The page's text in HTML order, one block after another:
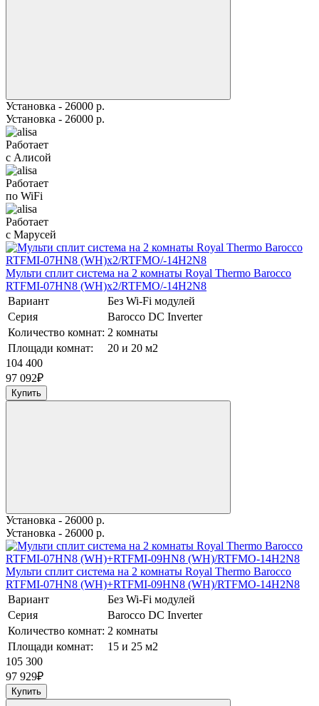
Установка - 26000 р.
Установка - 26000 р.
Работает
с Алисой
Работает
по WiFi
Работает
с Марусей
Мульти сплит система на 2 комнаты Royal Thermo Barocco
RTFMI-07HN8 (WH)х2/RTFMO/-14H2N8
Вариант
Без Wi-Fi модулей
Серия
Barocco DC Inverter
Количество комнат: 2 комнаты
Площади комнат:
20 и 20 м2
104 400
97 092₽
Купить
Установка - 26000 р.
Установка - 26000 р.
Мульти сплит система на 2 комнаты Royal Thermo Barocco
RTFMI-07HN8 (WH)+RTFMI-09HN8 (WH)/RTFMO-14H2N8
Вариант
Без Wi-Fi модулей
Серия
Barocco DC Inverter
Количество комнат: 2 комнаты
Площади комнат:
15 и 25 м2
105 300
97 929₽
Купить